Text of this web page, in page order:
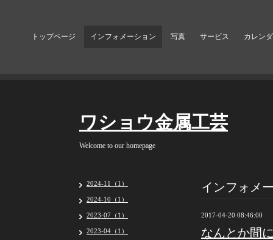
トップページ インフォメーション 写真 サービス カレン
ワショウ金属工芸
Welcome to our homepage
インフォメ
2017-04-20 08:46:00
なんとか間
2024-11（1）
2024-10（1）
2023-07（1）
2023-04（1）